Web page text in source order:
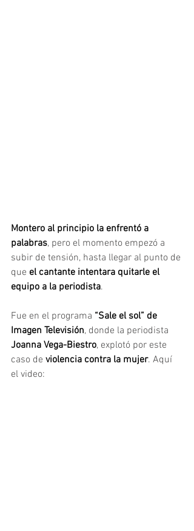
Montero al principio la enfrentó a
palabras, pero el momento empezó a
subir de tensión, hasta llegar al punto de
que el cantante intentara quitarle el
equipo a la periodista.
Fue en el programa “Sale el sol” de
Imagen Televisión, donde la periodista
Joanna Vega-Biestro, explotó por este
caso de violencia contra la mujer. Aquí
el video: